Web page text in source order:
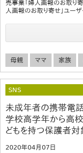
売事業「婦人画報のお取り寄
人画報のお取り寄せ」ユー
母親 ママ 家族
SNS
未成年者の携帯電話
学校高学年から高
どもを持つ保護者対
2020年04月07日